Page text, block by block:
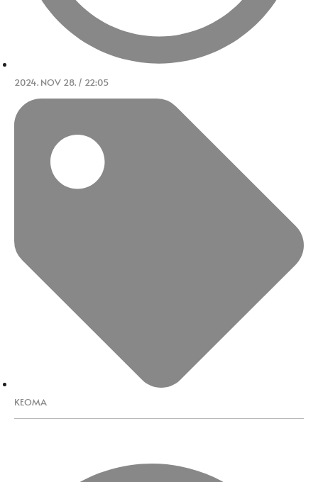
2024. NOV 28. / 22:05
KEOMA